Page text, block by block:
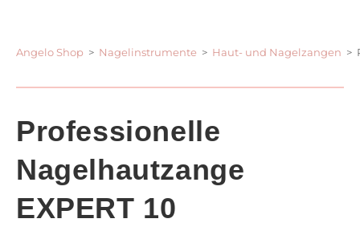
Angelo Shop > Nagelinstrumente > Haut- und Nagelzangen >
Professionelle
Nagelhautzange
EXPERT 10